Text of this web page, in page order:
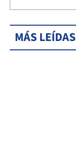
MÁS LEÍDAS